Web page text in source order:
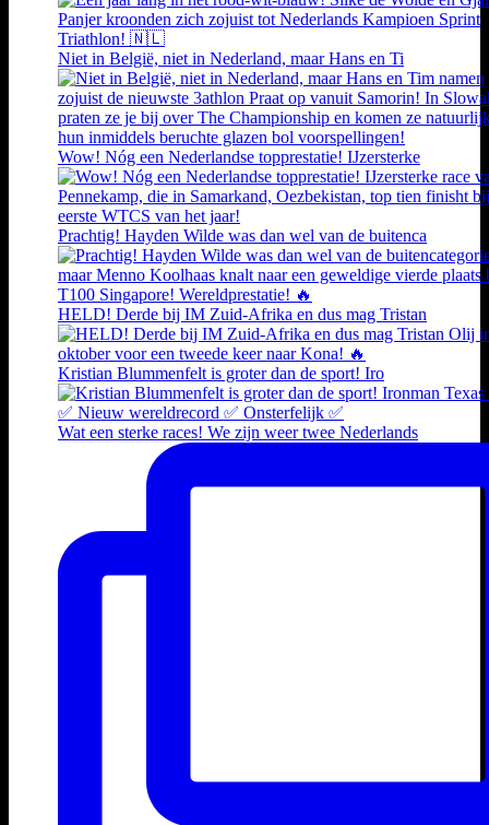
Niet in België, niet in Nederland, maar Hans en Ti
Wow! Nóg een Nederlandse topprestatie! IJzersterke
Prachtig! Hayden Wilde was dan wel van de buitenca
HELD! Derde bij IM Zuid-Afrika en dus mag Tristan
Kristian Blummenfelt is groter dan de sport! Iro
Wat een sterke races! We zijn weer twee Nederlands